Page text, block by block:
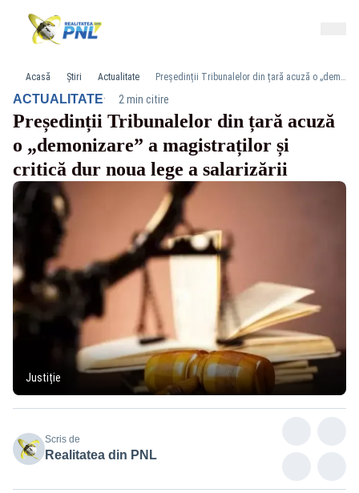
Acasă Știri Actualitate Președinții Tribunalelor din țară acuză o „demonizare” a magistraților și critică dur noua lege a salarizării
ACTUALITATE· 2 min citire
Președinții Tribunalelor din țară acuză
o „demonizare” a magistraților și
critică dur noua lege a salarizării
Justiție
Scris de
Realitatea din PNL